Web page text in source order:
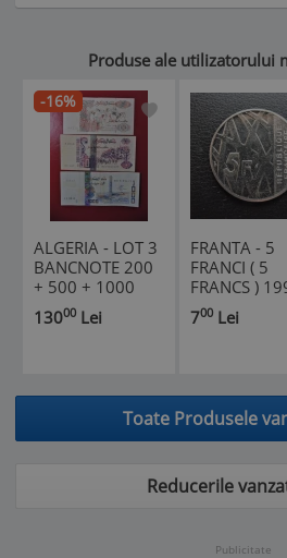
Produse ale utilizatorului
-16%
ALGERIA - LOT 3
BANCNOTE 200
+ 500 + 1000
DINARI
ALGERIENI (138)
13000 Lei
FRANTA - 5
FRANCI ( 5
FRANCS )
10 ANI DE LA
MOARTEA LUI
700 Lei
Toate Produsele
Reducerile
Publicitate